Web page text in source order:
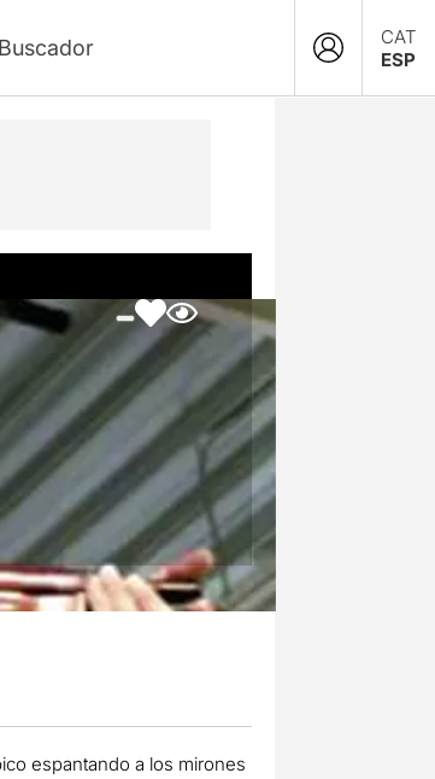
CAT
ESP
espantando a los mirones